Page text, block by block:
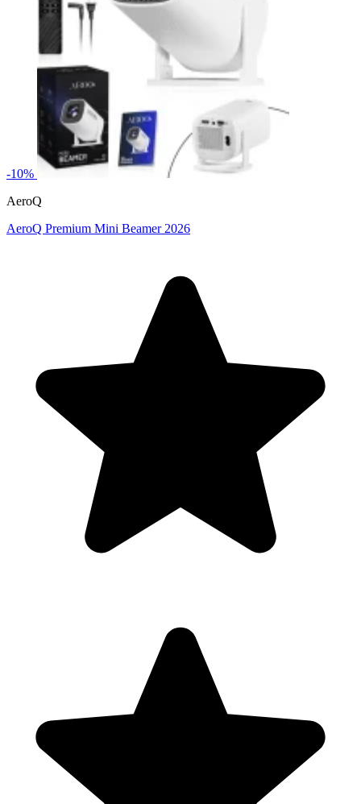
-10%
AeroQ
AeroQ Premium Mini Beamer 2026